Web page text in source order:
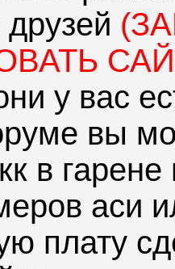
у вас
вы
в
аси
плату